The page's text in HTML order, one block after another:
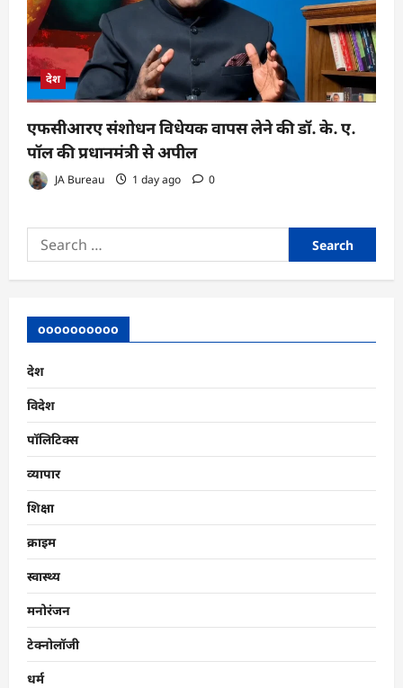
देश
एफसीआरए संशोधन विधेयक वापस लेने की डॉ. के. ए.
पॉल की प्रधानमंत्री से अपील
JA Bureau 1 day ago 0
Search
for:
oooooooooo
देश
विदेश
पॉलिटिक्स
व्यापार
शिक्षा
क्राइम
स्वास्थ्य
मनोरंजन
टेक्नोलॉजी
धर्म